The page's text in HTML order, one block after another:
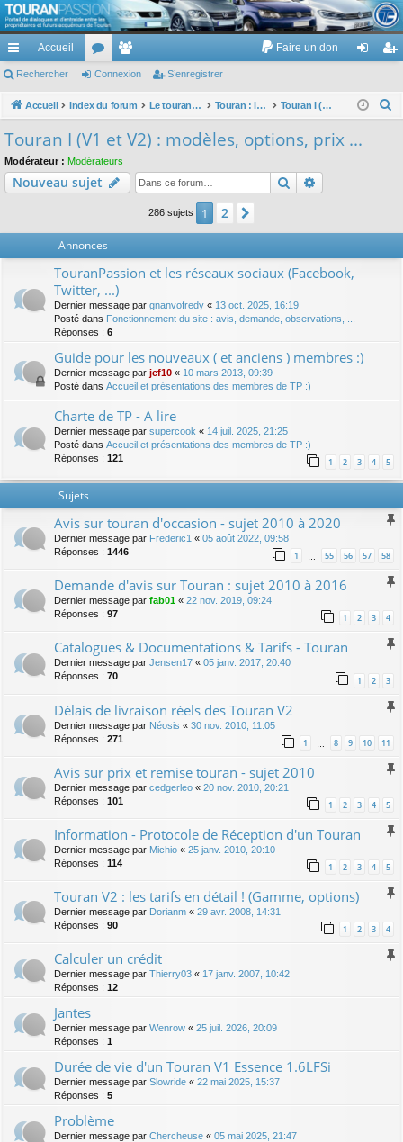
TouranPassion
Le forum des propriétaires ou futurs acquéreurs du Volkswagen Touran
cc
ès
pi
de
Accueil
or
u
e
m
Faire un don
ne nr
Rechercher Connexion S’enregistrer
Accueil Index du forum Le touran dans ses versions I (V1 V2 V3) et II ... Touran : les modèles, les prix, les achats, les options, ... Touran I (V1 et V2) : modèles, options, prix ...
Touran I (V1 et V2) : modèles, options, prix ...
Modérateur : Modérateurs
Nouveau sujet Rechercher
286 sujets 1 2
Annonces
TouranPassion et les réseaux sociaux (Facebook,
Twitter, ...)
Dernier message par gnanvofredy « 13 oct. 2025, 16:19
Posté dans Fonctionnement du site : avis, demande, observations, ...
Réponses : 6
Guide pour les nouveaux ( et anciens ) membres :)
Dernier message par jef10 « 10 mars 2013, 09:39
Posté dans Accueil et présentations des membres de TP :)
Charte de TP - A lire
Dernier message par supercook « 14 juil. 2025, 21:25
Posté dans Accueil et présentations des membres de TP :)
Réponses : 121 1 2 3 4 5
Sujets
Avis sur touran d'occasion - sujet 2010 à 2020
Dernier message par Frederic1 « 05 août 2022, 09:58
Réponses : 1446 1 … 55 56 57 58
Demande d'avis sur Touran : sujet 2010 à 2016
Dernier message par fab01 « 22 nov. 2019, 09:24
Réponses : 97 1 2 3 4
Catalogues & Documentations & Tarifs - Touran
Dernier message par Jensen17 « 05 janv. 2017, 20:40
Réponses : 70 1 2 3
Délais de livraison réels des Touran V2
Dernier message par Néosis « 30 nov. 2010, 11:05
Réponses : 271 1 8 9 10 11
Avis sur prix et remise touran - sujet 2010
Dernier message par cedgerleo « 20 nov. 2010, 20:21
Réponses : 101 1 2 3 4 5
Information - Protocole de Réception d'un Touran
Dernier message par Michio « 25 janv. 2010, 20:10
Réponses : 114 1 2 3 4 5
Touran V2 : les tarifs en détail ! (Gamme, options)
Dernier message par Dorianm « 29 avr. 2008, 14:31
Réponses : 90 1 2 3 4
Calculer un crédit
Dernier message par Thierry03 « 17 janv. 2007, 10:42
Réponses : 12
Jantes
Dernier message par Wenrow « 25 juil. 2026, 20:09
Réponses : 1
Durée de vie d'un Touran V1 Essence 1.6LFSi
Dernier message par Slowride « 22 mai 2025, 15:37
Réponses : 5
Problème
Dernier message par Chercheuse « 05 mai 2025, 21:47